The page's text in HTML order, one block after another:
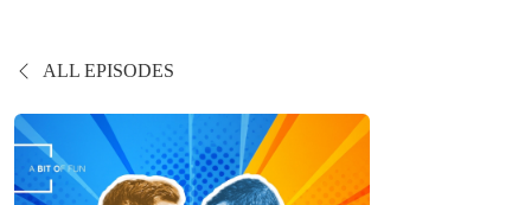
ALL EPISODES